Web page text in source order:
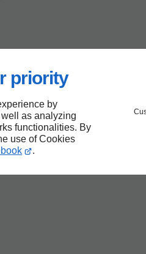
priority
by
as analyzing
functionalities. By
use of Cookies
.